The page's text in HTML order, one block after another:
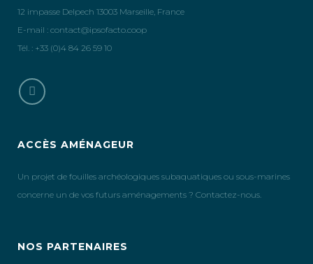
12 impasse Delpech 13003 Marseille, France
E-mail : contact@ipsofacto.coop
Tél. : +33 (0)4 84 26 59 10
ACCÈS AMÉNAGEUR
Un projet de fouilles archéologiques subaquatiques ou sous-marines
concerne un de vos futurs aménagements ? Contactez-nous.
NOS PARTENAIRES